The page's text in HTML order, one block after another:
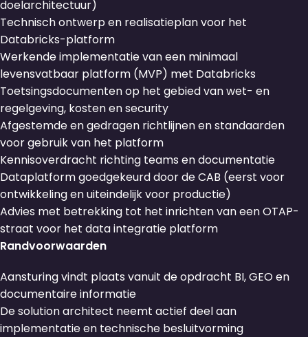
doelarchitectuur)
Technisch ontwerp en realisatieplan voor het
Databricks-platform
Werkende implementatie van een minimaal
levensvatbaar platform (MVP) met Databricks
Toetsingsdocumenten op het gebied van wet- en
regelgeving, kosten en security
Afgestemde en gedragen richtlijnen en standaarden
voor gebruik van het platform
Kennisoverdracht richting teams en documentatie
Dataplatform goedgekeurd door de CAB (eerst voor
ontwikkeling en uiteindelijk voor productie)
Advies met betrekking tot het inrichten van een OTAP-
straat voor het data integratie platform
Randvoorwaarden
Aansturing vindt plaats vanuit de opdracht BI, GEO en
documentaire informatie
De solution architect neemt actief deel aan
implementatie en technische besluitvorming